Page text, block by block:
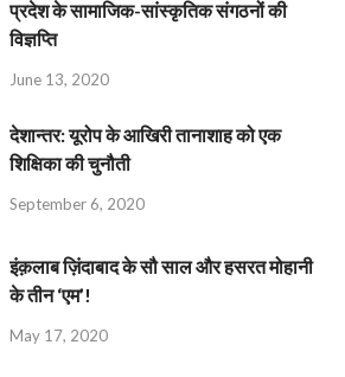
प्रदेश के सामाजिक-सांस्कृतिक संगठनों की
विज्ञप्ति
June 13, 2020
देशान्‍तर: यूरोप के आखिरी तानाशाह को एक
शिक्षिका की चुनौती
September 6, 2020
इंक़लाब ज़िंदाबाद के सौ साल और हसरत मोहानी
के तीन ‘एम’!
May 17, 2020